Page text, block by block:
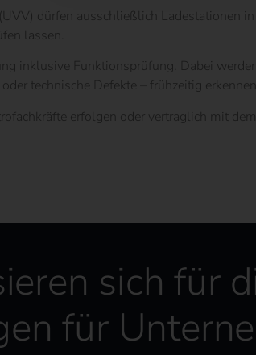
dürfen ausschließlich Ladestationen
lassen.
inklusive Funktionsprüfung. Dabei
technische Defekte – frühzeitig
erfolgen oder vertraglich mit
sich für
für